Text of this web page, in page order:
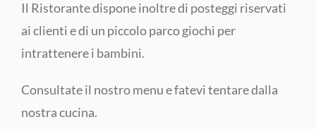
Il Ristorante dispone inoltre di posteggi riservati
ai clienti e di un piccolo parco giochi per
intrattenere i bambini.
Consultate il nostro menu e fatevi tentare dalla
nostra cucina.